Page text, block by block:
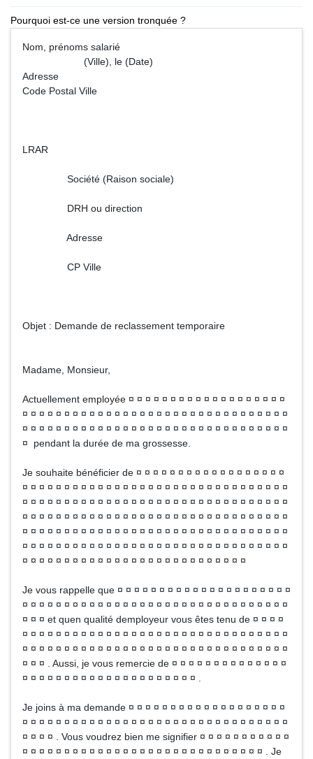
Pourquoi est-ce une version tronquée ?
Nom, prénoms salarié
(Ville), le (Date)
Adresse
Code Postal Ville
LRAR
Société (Raison sociale)
DRH ou direction
Adresse
CP Ville
Objet : Demande de reclassement temporaire
Madame, Monsieur,
Actuellement employée ¤ ¤ ¤ ¤ ¤ ¤ ¤ ¤ ¤ ¤ ¤ ¤ ¤ ¤ ¤ ¤ ¤ ¤ ¤
¤ ¤ ¤ ¤ ¤ ¤ ¤ ¤ ¤ ¤ ¤ ¤ ¤ ¤ ¤ ¤ ¤ ¤ ¤ ¤ ¤ ¤ ¤ ¤ ¤ ¤ ¤ ¤ ¤ ¤ ¤ ¤
¤ ¤ ¤ ¤ ¤ ¤ ¤ ¤ ¤ ¤ ¤ ¤ ¤ ¤ ¤ ¤ ¤ ¤ ¤ ¤ ¤ ¤ ¤ ¤ ¤ ¤ ¤ ¤ ¤ ¤ ¤ ¤
¤ pendant la durée de ma grossesse.
Je souhaite bénéficier de ¤ ¤ ¤ ¤ ¤ ¤ ¤ ¤ ¤ ¤ ¤ ¤ ¤ ¤ ¤ ¤ ¤ ¤
¤ ¤ ¤ ¤ ¤ ¤ ¤ ¤ ¤ ¤ ¤ ¤ ¤ ¤ ¤ ¤ ¤ ¤ ¤ ¤ ¤ ¤ ¤ ¤ ¤ ¤ ¤ ¤ ¤ ¤ ¤ ¤
¤ ¤ ¤ ¤ ¤ ¤ ¤ ¤ ¤ ¤ ¤ ¤ ¤ ¤ ¤ ¤ ¤ ¤ ¤ ¤ ¤ ¤ ¤ ¤ ¤ ¤ ¤ ¤ ¤ ¤ ¤ ¤
¤ ¤ ¤ ¤ ¤ ¤ ¤ ¤ ¤ ¤ ¤ ¤ ¤ ¤ ¤ ¤ ¤ ¤ ¤ ¤ ¤ ¤ ¤ ¤ ¤ ¤ ¤ ¤ ¤ ¤ ¤ ¤
¤ ¤ ¤ ¤ ¤ ¤ ¤ ¤ ¤ ¤ ¤ ¤ ¤ ¤ ¤ ¤ ¤ ¤ ¤ ¤ ¤ ¤ ¤ ¤ ¤ ¤ ¤ ¤ ¤ ¤ ¤ ¤
¤ ¤ ¤ ¤ ¤ ¤ ¤ ¤ ¤ ¤ ¤ ¤ ¤ ¤ ¤ ¤ ¤ ¤ ¤ ¤ ¤ ¤ ¤ ¤ ¤ ¤ ¤ ¤ ¤ ¤ ¤ ¤
¤ ¤ ¤ ¤ ¤ ¤ ¤ ¤ ¤ ¤ ¤ ¤ ¤ ¤ ¤ ¤ ¤ ¤ ¤ ¤ ¤ ¤ ¤ ¤ ¤ ¤ ¤
Je vous rappelle que ¤ ¤ ¤ ¤ ¤ ¤ ¤ ¤ ¤ ¤ ¤ ¤ ¤ ¤ ¤ ¤ ¤ ¤ ¤ ¤ ¤
¤ ¤ ¤ ¤ ¤ ¤ ¤ ¤ ¤ ¤ ¤ ¤ ¤ ¤ ¤ ¤ ¤ ¤ ¤ ¤ ¤ ¤ ¤ ¤ ¤ ¤ ¤ ¤ ¤ ¤ ¤ ¤
¤ ¤ ¤ et quen qualité demployeur vous êtes tenu de ¤ ¤ ¤ ¤
¤ ¤ ¤ ¤ ¤ ¤ ¤ ¤ ¤ ¤ ¤ ¤ ¤ ¤ ¤ ¤ ¤ ¤ ¤ ¤ ¤ ¤ ¤ ¤ ¤ ¤ ¤ ¤ ¤ ¤ ¤ ¤
¤ ¤ ¤ ¤ ¤ ¤ ¤ ¤ ¤ ¤ ¤ ¤ ¤ ¤ ¤ ¤ ¤ ¤ ¤ ¤ ¤ ¤ ¤ ¤ ¤ ¤ ¤ ¤ ¤ ¤ ¤ ¤
¤ ¤ ¤ . Aussi, je vous remercie de ¤ ¤ ¤ ¤ ¤ ¤ ¤ ¤ ¤ ¤ ¤ ¤ ¤ ¤
¤ ¤ ¤ ¤ ¤ ¤ ¤ ¤ ¤ ¤ ¤ ¤ ¤ ¤ ¤ ¤ ¤ ¤ ¤ ¤ ¤ .
Je joins à ma demande ¤ ¤ ¤ ¤ ¤ ¤ ¤ ¤ ¤ ¤ ¤ ¤ ¤ ¤ ¤ ¤ ¤ ¤ ¤
¤ ¤ ¤ ¤ ¤ ¤ ¤ ¤ ¤ ¤ ¤ ¤ ¤ ¤ ¤ ¤ ¤ ¤ ¤ ¤ ¤ ¤ ¤ ¤ ¤ ¤ ¤ ¤ ¤ ¤ ¤ ¤
¤ ¤ ¤ ¤ . Vous voudrez bien me signifier ¤ ¤ ¤ ¤ ¤ ¤ ¤ ¤ ¤ ¤ ¤
¤ ¤ ¤ ¤ ¤ ¤ ¤ ¤ ¤ ¤ ¤ ¤ ¤ ¤ ¤ ¤ ¤ ¤ ¤ ¤ ¤ ¤ ¤ ¤ ¤ ¤ ¤ ¤ ¤ . Je